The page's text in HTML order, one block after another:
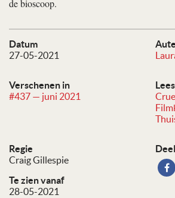
Datum
27-05-2021
Verschenen in
#437 — juni 2021
Regie
Craig Gillespie
Te zien vanaf
28-05-2021
de bioscoop.